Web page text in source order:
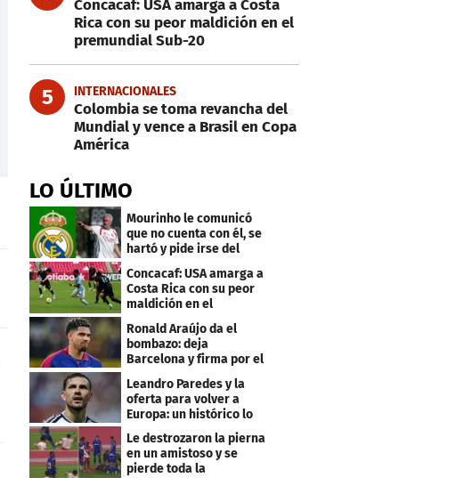
Concacaf: USA amarga a Costa
Rica con su peor maldición en el
premundial Sub-20
5 INTERNACIONALES
Colombia se toma revancha del
Mundial y vence a Brasil en Copa
América
LO ÚLTIMO
Mourinho le comunicó
que no cuenta con él, se
hartó y pide irse del
Concacaf: USA amarga a
Costa Rica con su peor
maldición en el
premundial Sub-20
Ronald Araújo da el
bombazo: deja
Barcelona y firma por el
club menos pensado
Leandro Paredes y la
oferta para volver a
Europa: un histórico lo
quiere comprar
Le destrozaron la pierna
en un amistoso y se
pierde toda la